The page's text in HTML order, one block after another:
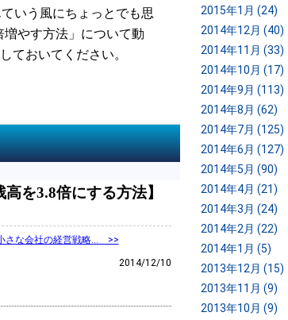
いう風にちょっとでも思
増やす方法」について動
ておいてください。
を3.8倍にする方法】
さな会社の経営戦略… >>
2014/12/10
2015年1月 (24)
2014年12月 (40)
2014年11月 (33)
2014年10月 (17)
2014年9月 (113)
2014年8月 (62)
2014年7月 (125)
2014年6月 (127)
2014年5月 (90)
2014年4月 (21)
2014年3月 (24)
2014年2月 (22)
2014年1月 (5)
2013年12月 (15)
2013年11月 (9)
2013年10月 (9)